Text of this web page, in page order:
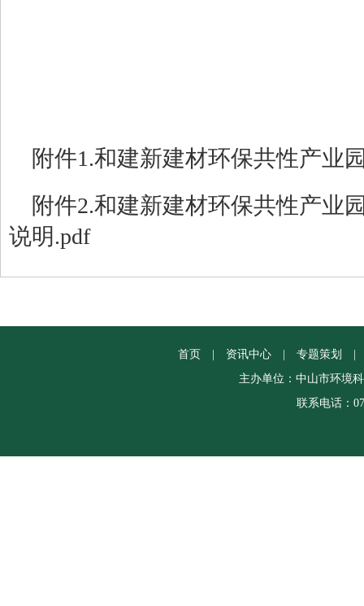
附件1.和建新建材环保共性产业
附件2.和建新建材环保共性产业
说明.pdf
首页 资讯中心 专题策划
主办单位：中山市环境
联系电话：